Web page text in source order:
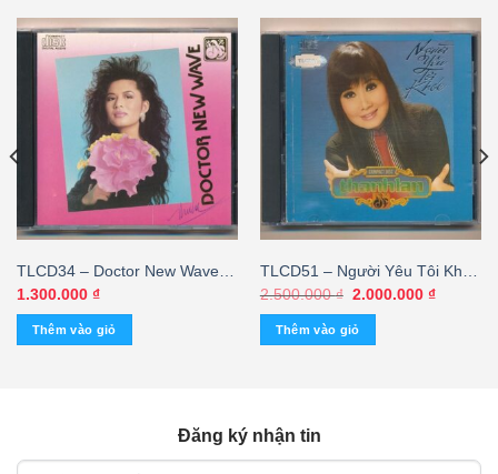
TLCD34 – Doctor New Wave
(Made By Distronic) KGTUS
1.300.000 ₫
Thêm vào giỏ
TLCD51 – Người Yêu Tôi Khóc
(ARC) KGTUS
2.500.000₫ Giá
là:
2.500.000 ₫.
2.000.000 ₫Giá
Thêm vào giỏ
Đăng ký nhận tin